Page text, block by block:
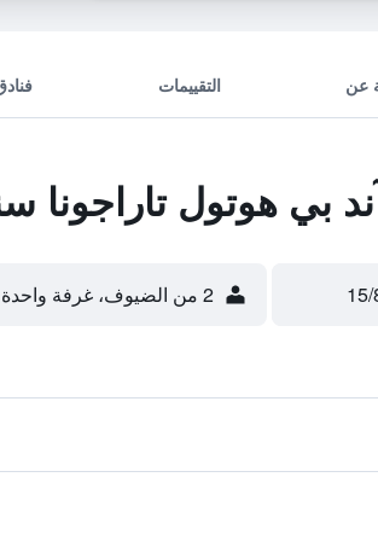
عن التقييمات
بي هوتول تاراجونا
2 من الضيوف، غرفة واحدة